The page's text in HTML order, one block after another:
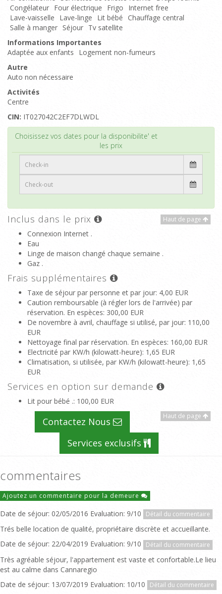
Congélateur Four électrique Frigo
Internet free
Lave-vaisselle
Lave-linge Lit bébé Chauffage central
Salle à manger Séjour Tv satellite
Informations Importantes
Adaptée aux enfants
Logement non-fumeurs
Autre
Auto non nécessaire
Activités
Centre
CIN: IT027042C2EF7DLWDL
Choisissez vos dates pour la disponibilite' et
les prix
Haut de page
Inclus dans le prix
Connexion Internet .
Eau
Linge de maison changé chaque semaine .
Gaz .
Frais supplémentaires
Taxe de séjour par personne et par jour: 4,00 EUR
Caution remboursable (à régler lors de l'arrivée) par
réservation. En espèces: 300,00 EUR
De novembre à avril, chauffage si utilisé, par jour: 110,00
EUR
Nettoyage final par réservation. En espèces: 160,00 EUR
Electricité par KW/h (kilowatt-heure): 1,65 EUR
Climatisation, si utilisée, par KW/h (kilowatt-heure): 1,65
EUR
Services en option sur demande
Lit pour bébé .: 100,00 EUR
Haut de page
Contactez Nous
Services exclusifs
commentaires
Ajoutez un commentaire pour la demeure
Date de séjour: 02/05/2016 Evaluation: 9/10 Détail du commentaire
Trés belle location de qualité, propriétaire discrète et accueillante.
Date de séjour: 22/04/2019 Evaluation: 9/10
Détail du commentaire
Très agréable séjour, l'appartement est vaste et confortable.Le lieu
est au calme dans Cannaregio
Date de séjour: 13/07/2019 Evaluation: 10/10
Détail du commentaire